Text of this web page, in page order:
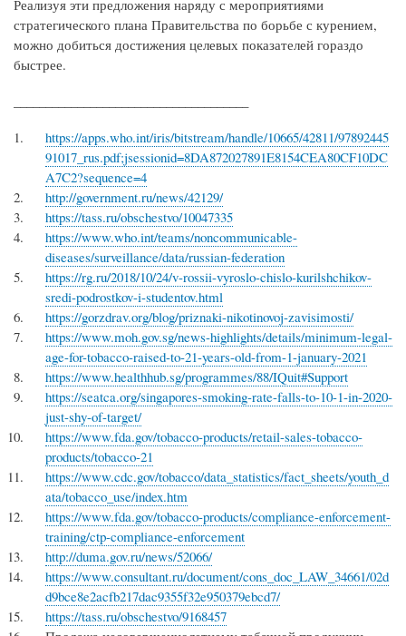
Реализуя эти предложения наряду с мероприятиями
стратегического плана Правительства по борьбе с курением,
можно добиться достижения целевых показателей гораздо
быстрее.
https://apps.who.int/iris/bitstream/handle/10665/42811/97892445
91017_rus.pdf;jsessionid=8DA872027891E8154CEA80CF10DC
A7C2?sequence=4
http://government.ru/news/42129/
https://tass.ru/obschestvo/10047335
https://www.who.int/teams/noncommunicable-
diseases/surveillance/data/russian-federation
https://rg.ru/2018/10/24/v-rossii-vyroslo-chislo-kurilshchikov-
sredi-podrostkov-i-studentov.html
https://gorzdrav.org/blog/priznaki-nikotinovoj-zavisimosti/
https://www.moh.gov.sg/news-highlights/details/minimum-legal-
age-for-tobacco-raised-to-21-years-old-from-1-january-2021
https://www.healthhub.sg/programmes/88/IQuit#Support
https://seatca.org/singapores-smoking-rate-falls-to-10-1-in-2020-
just-shy-of-target/
https://www.fda.gov/tobacco-products/retail-sales-tobacco-
products/tobacco-21
https://www.cdc.gov/tobacco/data_statistics/fact_sheets/youth_d
ata/tobacco_use/index.htm
https://www.fda.gov/tobacco-products/compliance-enforcement-
training/ctp-compliance-enforcement
http://duma.gov.ru/news/52066/
https://www.consultant.ru/document/cons_doc_LAW_34661/02d
d9bce8e2acfb217dac9355f32e950379ebcd7/
https://tass.ru/obschestvo/9168457